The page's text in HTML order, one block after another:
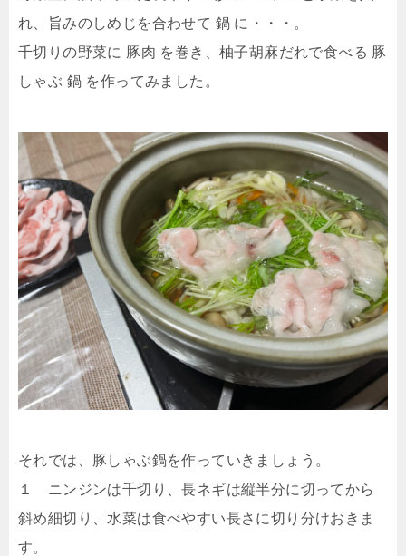
れ、旨みのしめじを合わせて 鍋 に・・・。
千切りの野菜に 豚肉 を巻き、柚子胡麻だれで食べる 豚
しゃぶ 鍋 を作ってみました。
それでは、豚しゃぶ鍋を作っていきましょう。
１ ニンジンは千切り、長ネギは縦半分に切ってから
斜め細切り、水菜は食べやすい長さに切り分けおきま
す。